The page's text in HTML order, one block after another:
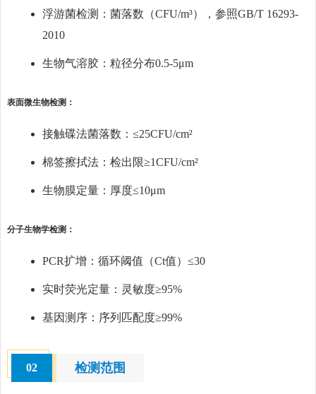
浮游菌检测：菌落数（CFU/m³），参照GB/T 16293-
2010
生物气溶胶：粒径分布0.5-5μm
表面微生物检测：
接触碟法菌落数：≤25CFU/cm²
棉签擦拭法：检出限≥1CFU/cm²
生物膜定量：厚度≤10μm
分子生物学检测：
PCR扩增：循环阈值（Ct值）≤30
实时荧光定量：灵敏度≥95%
基因测序：序列匹配度≥99%
02 检测范围